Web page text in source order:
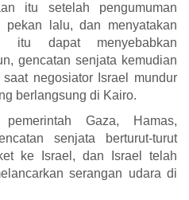
itu setelah pengumuman
lalu, dan menyatakan
itu dapat menyebabkan
gencatan senjata kemudian
negosiator Israel mundur
berlangsung di Kairo.
Gaza, Hamas,
senjata berturut-turut
ke Israel, dan Israel telah
serangan udara di